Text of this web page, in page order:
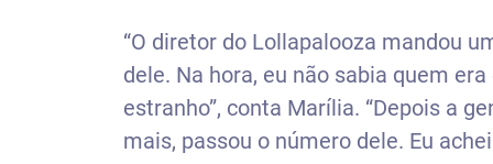
“O diretor do Lollapalooza mandou
dele. Na hora, eu não sabia quem
estranho”, conta Marília. “Depois a
mais, passou o número dele. Eu